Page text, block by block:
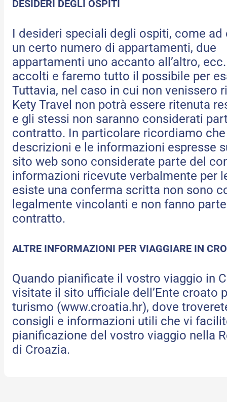
DESIDERI DEGLI OSPITI
I desideri speciali degli ospiti, come ad
un certo numero di appartamenti, due
appartamenti uno accanto all’altro,
accolti e faremo tutto il possibile per
Tuttavia, nel caso in cui non venissero
Kety Travel non potrà essere ritenuta
e gli stessi non saranno considerati
contratto. In particolare ricordiamo
descrizioni e le informazioni espresse
sito web sono considerate parte del
informazioni ricevute verbalmente per
esiste una conferma scritta non sono
legalmente vincolanti e non fanno
contratto.
ALTRE INFORMAZIONI PER VIAGGIARE IN
Quando pianificate il vostro viaggio in
visitate il sito ufficiale dell’Ente croato
turismo (www.croatia.hr), dove
consigli e informazioni utili che vi
pianificazione del vostro viaggio nella
di Croazia.